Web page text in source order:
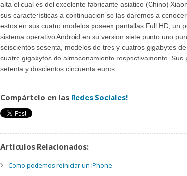
alta el cual es del excelente fabricante asiático (Chino)
sus características a continuacion se las daremos a
estos en sus cuatro modelos poseen pantallas Full HD, un
sistema operativo Android en su version siete punto uno
seiscientos sesenta, modelos de tres y cuatros gigabytes
cuatro gigabytes de almacenamiento respectivamente.
setenta y doscientos cincuenta euros.
Compártelo en las Redes Sociales!
Artículos Relacionados:
Como podemos reiniciar un iPhone